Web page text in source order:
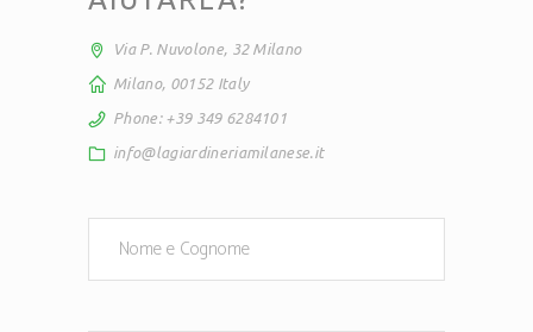
Via P. Nuvolone, 32 Milano
Milano, 00152 Italy
Phone: +39 349 6284101
info@lagiardineriamilanese.it